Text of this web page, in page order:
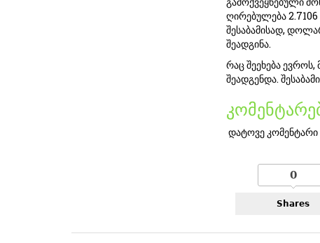
ღირებულება
შესაბამისად,
შეადგინა.
რაც შეეხება
შეადგენდა.
დატოვე კომენტარი
0
Shares